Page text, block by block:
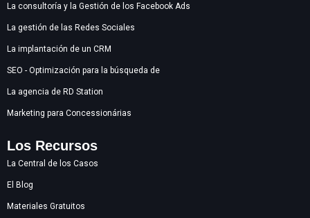
La consultoría y la Gestión de los Facebook Ads
La gestión de las Redes Sociales
La implantación de un CRM
SEO - Optimización para la búsqueda de
La agencia de RD Station
Marketing para Concessionárias
Los Recursos
La Central de los Casos
El Blog
Materiales Gratuitos